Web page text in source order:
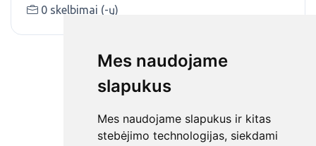
Mes naudojame
slapukus
Mes naudojame slapukus ir kitas
stebėjimo technologijas, siekdami
0 skelbimai (-ų)